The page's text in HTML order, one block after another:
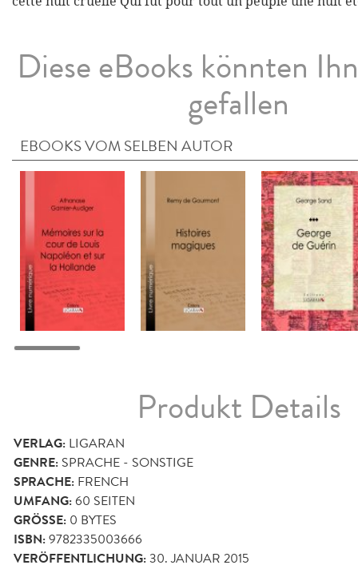
Diese eBooks könnten
gefallen
EBOOKS VOM SELBEN AUTOR
Produkt Details
VERLAG: LIGARAN
GENRE: SPRACHE - SONSTIGE
SPRACHE: FRENCH
UMFANG:60 SEITEN
GRÖSSE: 0 BYTES
ISBN:9782335003666
VERÖFFENTLICHUNG:30. JANUAR 2015